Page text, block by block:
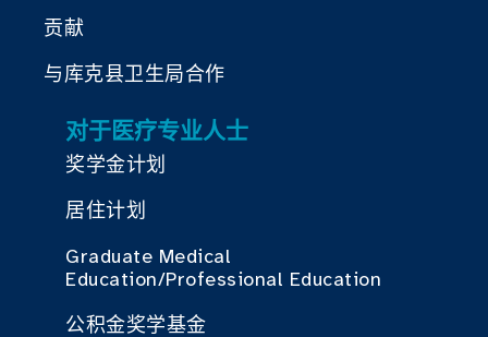
贡献
与库克县卫生局合作
对于医疗专业人士
奖学金计划
居住计划
Graduate Medical
Education/Professional Education
公积金奖学基金